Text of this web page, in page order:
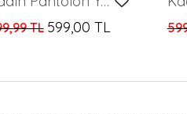
TL 599,00 TL